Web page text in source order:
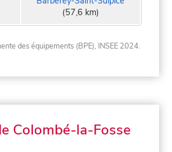
(57,6 km)
des équipements (BPE), INSEE 2024.
Colombé-la-Fosse